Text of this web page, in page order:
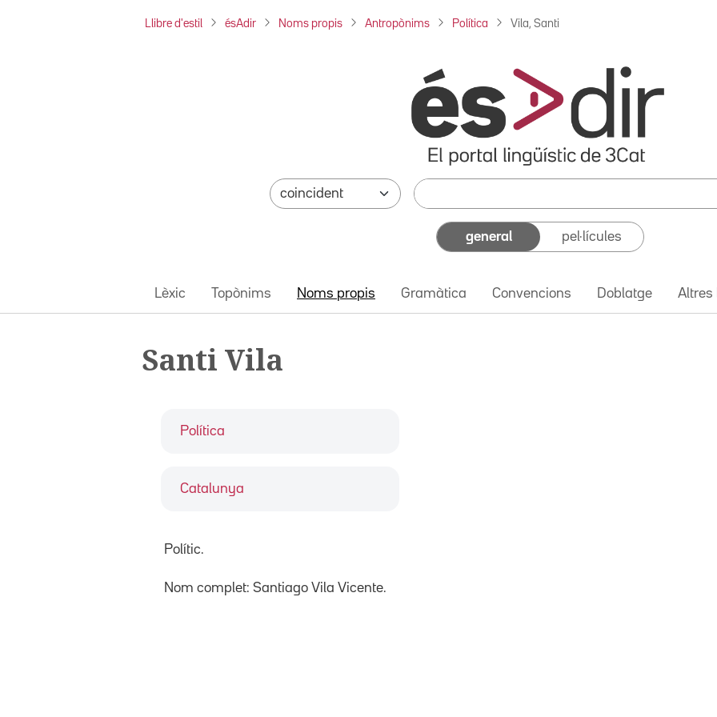
Llibre d'estil ésAdir Noms propis Antropònims Política Vila, Santi
general pel·lícules
Lèxic Topònims Noms propis Gramàtica Convencions Doblatge Altres
Santi Vila
Política
Catalunya
Polític.
Nom complet: Santiago Vila Vicente.